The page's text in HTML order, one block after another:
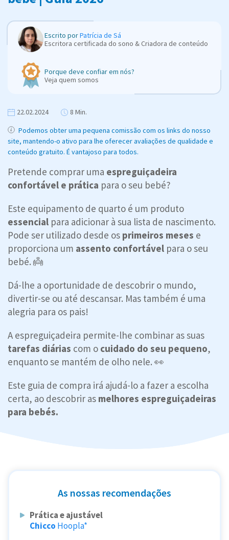
Escrito porPatrícia de Sá
Escritora certificada do sono & Criadora de conteúdo
Porque deve confiar em nós?
Veja quem somos
22.02.2024
8 Min.
Podemos obter uma pequena comissão com os links do nosso
site, mantendo-o ativo para lhe oferecer avaliações de qualidade e
conteúdo gratuito. É vantajoso para todos.
Pretende comprar uma espreguiçadeira
confortável e prática para o seu bebé?
Este equipamento de quarto é um produto
essencial para adicionar à sua lista de nascimento.
Pode ser utilizado desde os primeiros meses e
proporciona um assento confortável para o seu
bebé. 👼
Dá-lhe a oportunidade de descobrir o mundo,
divertir-se ou até descansar. Mas também é uma
alegria para os pais!
A espreguiçadeira permite-lhe combinar as suas
tarefas diárias com o cuidado do seu pequeno,
enquanto se mantém de olho nele. 👀
Este guia de compra irá ajudá-lo a fazer a escolha
certa, ao descobrir as melhores espreguiçadeiras
para bebés.
As nossas recomendações
Prática e ajustável
Chicco Hoopla*